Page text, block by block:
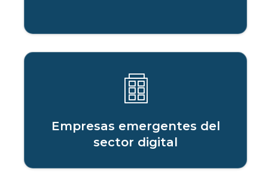
Empresas emergentes del
sector digital